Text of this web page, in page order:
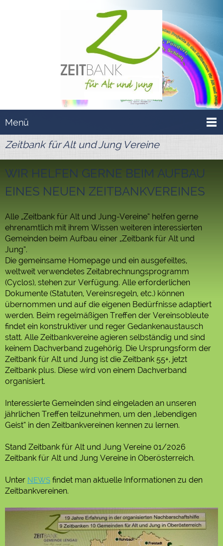
Menü
Zeitbank für Alt und Jung Vereine
WIR HELFEN GERNE BEIM AUFBAU
EINES NEUEN ZEITBANKVEREINES
Alle „Zeitbank für Alt und Jung-Vereine“ helfen gerne
ehrenamtlich mit ihrem Wissen weiteren interessierten
Gemeinden beim Aufbau einer „Zeitbank für Alt und
Jung“.
Die gemeinsame Homepage und ein ausgefeiltes,
weltweit verwendetes Zeitabrechnungsprogramm
(Cyclos), stehen zur Verfügung. Alle erforderlichen
Dokumente (Statuten, Vereinsregeln, etc.) können
übernommen und auf die eigenen Bedürfnisse adaptiert
werden. Beim regelmäßigen Treffen der Vereinsobleute
ﬁndet ein konstruktiver und reger Gedankenaustausch
statt. Alle Zeitbankvereine agieren selbständig und sind
keinem Dachverband zugehörig. Die Ursprungsform der
Zeitbank für Alt und Jung ist die Zeitbank 55+, jetzt
Zeitbank plus. Diese wird von einem Dachverband
organisiert.
Interessierte Gemeinden sind eingeladen an unseren
jährlichen Treffen teilzunehmen, um den „lebendigen
Geist“ in den Zeitbankvereinen kennen zu lernen.
Stand Zeitbank für Alt und Jung Vereine 01/2026
Zeitbank für Alt und Jung Vereine in Oberösterreich.
Unter NEWS findet man aktuelle Informationen zu den
Zeitbankvereinen.